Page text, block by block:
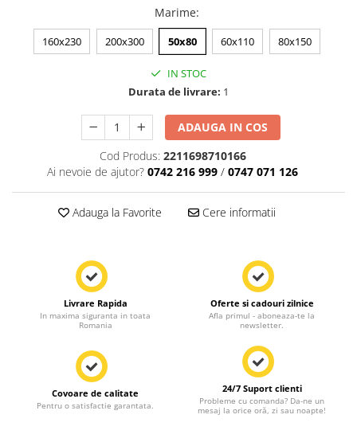
Marime:
160x230 200x300 50x80 60x110 80x150
IN STOC
Durata de livrare: 1
ADAUGA IN COS
Cod Produs: 2211698710166
Ai nevoie de ajutor? 0742 216 999 / 0747 071 126
Adauga la Favorite Cere informatii
Livrare Rapida
In maxima siguranta in toata
Romania
Oferte si cadouri zilnice
Afla primul - aboneaza-te la
newsletter.
Covoare de calitate
Pentru o satisfactie garantata.
24/7 Suport clienti
Probleme cu comanda? Da-ne un
mesaj la orice oră, zi sau noapte!